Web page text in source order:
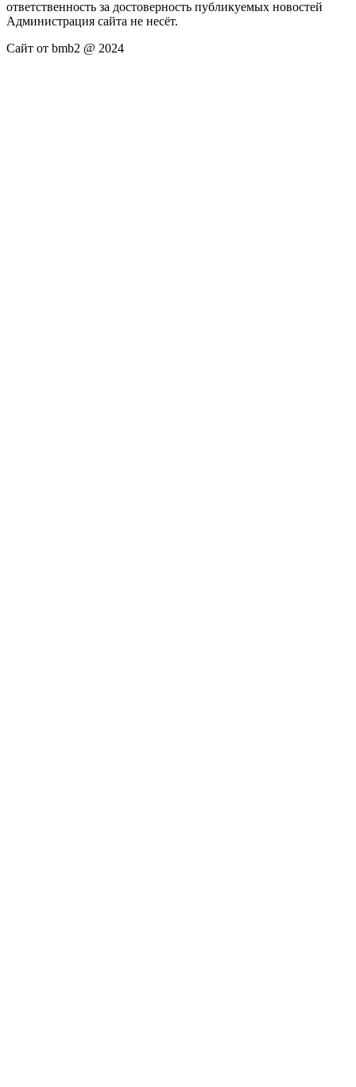
ответственность за достоверность публикуемых новостей
Администрация сайта не несёт.
Сайт от bmb2 @ 2024